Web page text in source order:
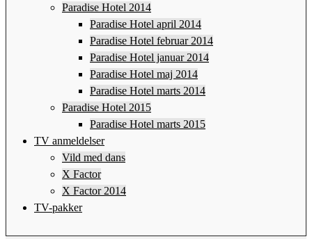
Paradise Hotel 2014
Paradise Hotel april 2014
Paradise Hotel februar 2014
Paradise Hotel januar 2014
Paradise Hotel maj 2014
Paradise Hotel marts 2014
Paradise Hotel 2015
Paradise Hotel marts 2015
TV anmeldelser
Vild med dans
X Factor
X Factor 2014
TV-pakker